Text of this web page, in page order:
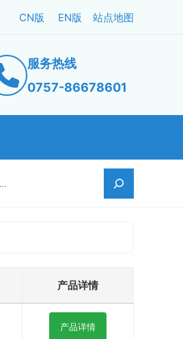
CN版 EN版 站点地图
服务热线
0757-86678601
产品详情
产品详情